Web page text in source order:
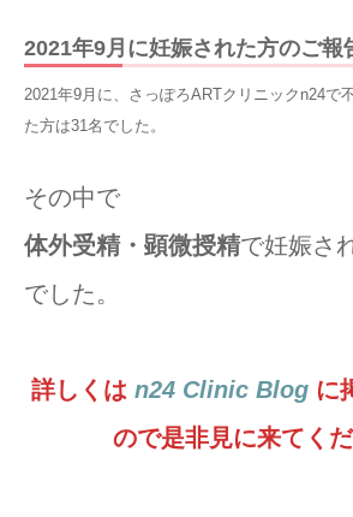
2021年9月に妊娠された方のご報
2021年9月に、さっぽろARTクリニックn24で
た方は31名でした。
その中で
体外受精・顕微授精で妊娠さ
でした。
詳しくは n24 Clinic Blog に
ので是非見に来てく